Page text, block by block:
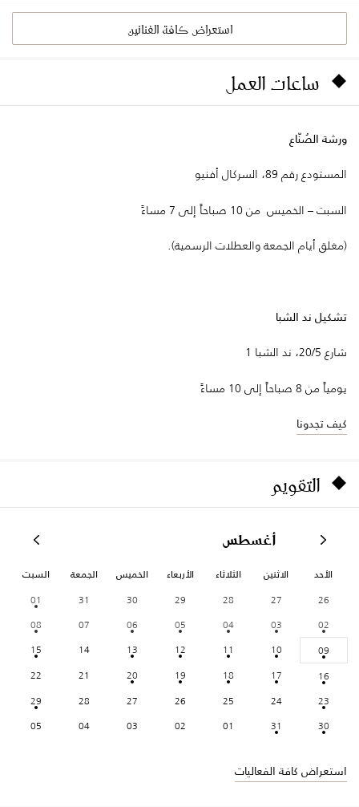
استعراض كافة الفنانين
ساعات العمل
ورشة الصُنّاع
المستودع رقم 89، السركال أفنيو
السبت – الخميس من 10 صباحاً إلى 7 مساءً
(مغلق أيام الجمعة والعطلات الرسمية).
تشكيل ند الشبا
شارع 20/5، ند الشبا 1
يومياً من 8 صباحاً إلى 10 مساءً
كيف تجدونا
التقويم
أغسطس
الأحد الاثنين الثلاثاء الأربعاء الخميس الجمعة السبت
26
27
28
29
30
31
01
02
03
04
05
06
07
08
09
10
11
12
13
14
15
16
17
18
19
20
21
22
23
24
25
26
27
28
29
30
31
01
02
03
04
05
استعراض كافة الفعاليات